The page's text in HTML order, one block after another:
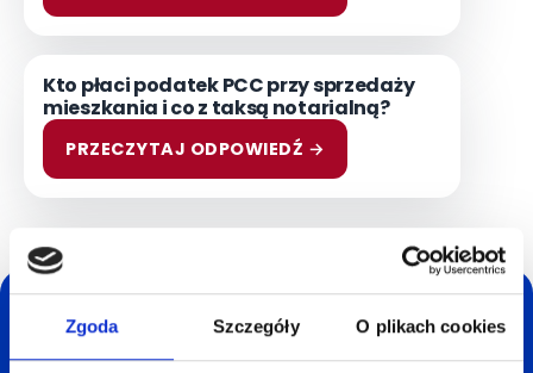
Zgoda Szczegóły O plikach cookies
Kto płaci podatek PCC przy sprzedaży
mieszkania i co z taksą notarialną?
PRZECZYTAJ ODPOWIEDŹ →
Oszczędź czas i nerwy -